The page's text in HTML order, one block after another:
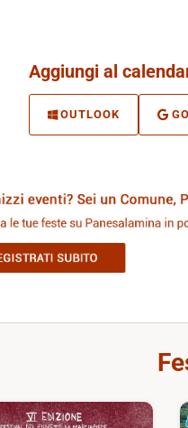
Aggiungi al
OUTLOOK